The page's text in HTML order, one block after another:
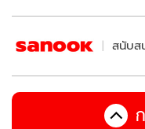
สนับส